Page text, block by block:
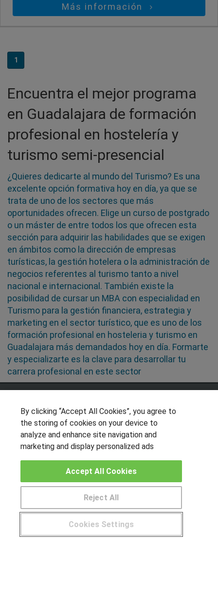
Más información
1
Encuentra el mejor programa
en Guadalajara de formación
profesional en hostelería y
turismo semi-presencial
¿Quieres dedicarte al mundo del Turismo? Es una
excelente opción formativa hoy en día, ya que se
trata de uno de los sectores que más
oportunidades ofrecen. Elige un curso de postgrado
o un máster de entre todos los que ofrecen esta
sección para adquirir las habilidades que se exigen
en ámbitos como la dirección de empresas
turísticas, la gestión hotelera o la administración de
negocios referentes al turismo tanto a nivel
nacional e internacional. También existe la
posibilidad de cursar un MBA con especialidad en
Turismo para la gestión financiera, estrategia y
marketing en el sector turístico, que es uno de los
formación profesional en hosteleria y turismo en
Guadalajara más demandados hoy en día. Formarte
y especializarte es la clave para desarrollar tu
carrera profesional en este sector
OTROS GRUPOS DE INTERES
Muro de los idiomas
Hablemos de empleo
CENTROS DE FORMACIÓN
Publicar cursos
¿Tienes alguna duda? 900 264 357
By clicking “Accept All Cookies”, you agree to
the storing of cookies on your device to
analyze and enhance site navigation and
marketing and display personalized ads
Cookies Settings
Reject All
Accept All Cookies